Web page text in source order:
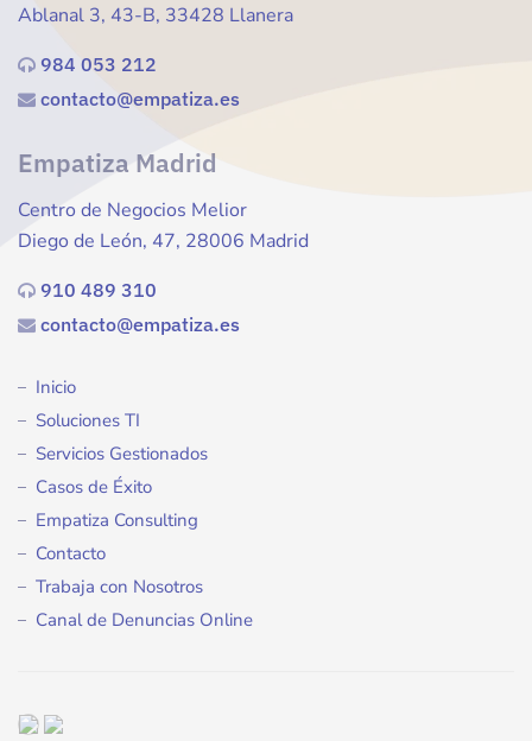
Ablanal 3, 43-B, 33428 Llanera
984 053 212
contacto@empatiza.es
Empatiza Madrid
Centro de Negocios Melior
Diego de León, 47, 28006 Madrid
910 489 310
contacto@empatiza.es
Inicio
Soluciones TI
Servicios Gestionados
Casos de Éxito
Empatiza Consulting
Contacto
Trabaja con Nosotros
Canal de Denuncias Online